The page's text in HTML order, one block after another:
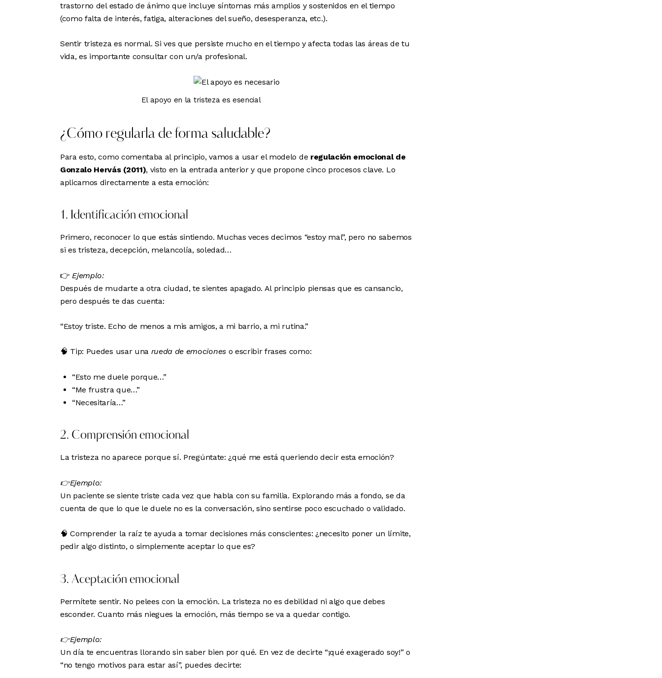
trastorno del estado de ánimo que incluye síntomas más amplios y sostenidos en el tiempo
(como falta de interés, fatiga, alteraciones del sueño, desesperanza, etc.).
Sentir tristeza es normal. Si ves que persiste mucho en el tiempo y afecta todas las áreas de tu
vida, es importante consultar con un/a profesional.
El apoyo en la tristeza es esencial
¿Cómo regularla de forma saludable?
Para esto, como comentaba al principio, vamos a usar el modelo de regulación emocional de
Gonzalo Hervás (2011), visto en la entrada anteriory que propone cinco procesos clave. Lo
aplicamos directamente a esta emoción:
1. Identificación emocional
Primero, reconocer lo que estás sintiendo. Muchas veces decimos “estoy mal”, pero no sabemos
si es tristeza, decepción, melancolía, soledad…
👉 Ejemplo:
Después de mudarte a otra ciudad, te sientes apagado. Al principio piensas que es cansancio,
pero después te das cuenta:
“Estoy triste. Echo de menos a mis amigos, a mi barrio, a mi rutina.”
🧠 Tip: Puedes usar una rueda de emocioneso escribir frases como:
“Esto me duele porque…”
“Me frustra que…”
“Necesitaría…”
2. Comprensión emocional
La tristeza no aparece porque sí. Pregúntate: ¿qué me está queriendo decir esta emoción?
👉Ejemplo:
Un paciente se siente triste cada vez que habla con su familia. Explorando más a fondo, se da
cuenta de que lo que le duele no es la conversación, sino sentirse poco escuchado o validado.
🧠 Comprender la raíz te ayuda a tomar decisiones más conscientes: ¿necesito poner un límite,
pedir algo distinto, o simplemente aceptar lo que es?
3. Aceptación emocional
Permítete sentir. No pelees con la emoción. La tristeza no es debilidad ni algo que debes
esconder. Cuanto más niegues la emoción, más tiempo se va a quedar contigo.
👉Ejemplo:
Un día te encuentras llorando sin saber bien por qué. En vez de decirte “¡qué exagerado soy!” o
“no tengo motivos para estar así”, puedes decirte: